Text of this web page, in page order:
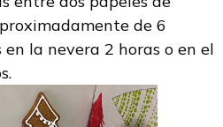
de 6
la nevera 2 horas o en el